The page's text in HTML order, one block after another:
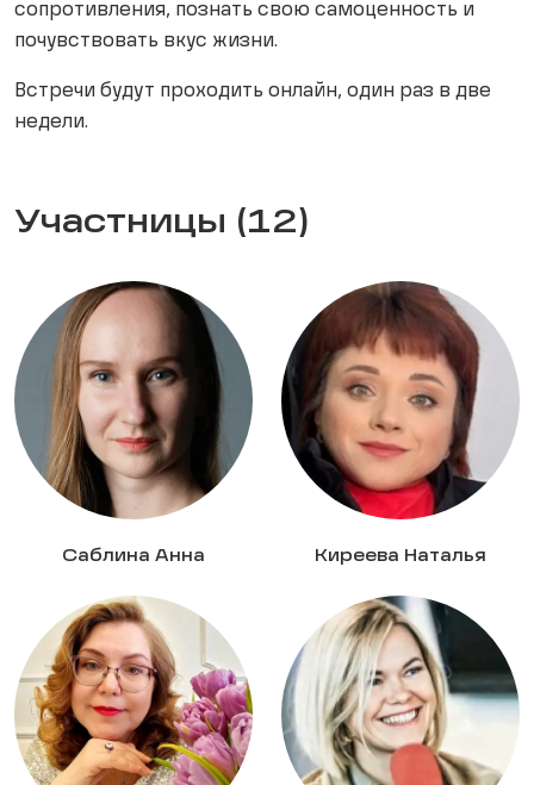
сопротивления, познать свою самоценность и
почувствовать вкус жизни.
Встречи будут проходить онлайн, один раз в две
недели.
Участницы (12)
Саблина Анна Киреева Наталья